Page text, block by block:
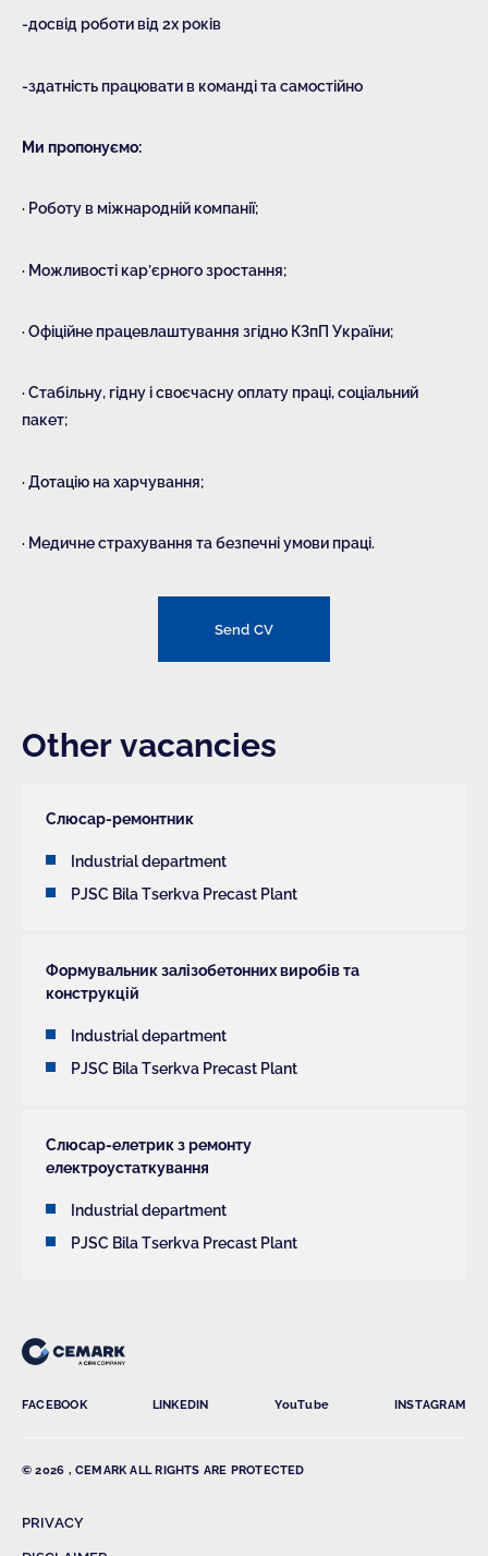
-досвід роботи від 2х років
-здатність працювати в команді та самостійно
Ми пропонуємо:
· Роботу в міжнародній компанії;
· Можливості кар’єрного зростання;
· Офіційне працевлаштування згідно КЗпП України;
· Стабільну, гідну і своєчасну оплату праці, соціальний
пакет;
· Дотацію на харчування;
· Медичне страхування та безпечні умови праці.
Send CV
Other vacancies
Слюсар-ремонтник
Industrial department
PJSC Bila Tserkva Precast Plant
Формувальник залізобетонних виробів та
конструкцій
Industrial department
PJSC Bila Tserkva Precast Plant
Слюсар-елетрик з ремонту
електроустаткування
Industrial department
PJSC Bila Tserkva Precast Plant
FACEBOOK LINKEDIN YouTube INSTAGRAM
© 2026 , CEMARK ALL RIGHTS ARE PROTECTED
PRIVACY